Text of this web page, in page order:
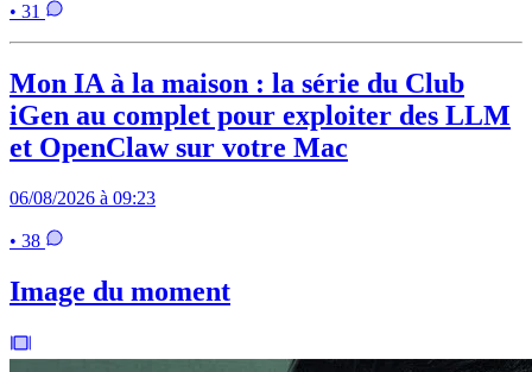
• 31
Mon IA à la maison : la série du Club
iGen au complet pour exploiter des LLM
et OpenClaw sur votre Mac
06/08/2026 à 09:23
• 38
Image du moment